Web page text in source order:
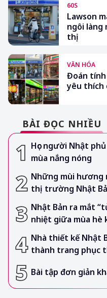
60S
Lawson
ngôi làng
thị
VĂN HÓA
Đoán tính
yêu thích
BÀI ĐỌC NHIỀU
Học người Nhật
mùa nắng nóng
Những mùi hương
thị trường Nhật
Nhật Bản ra mắt
nhiệt giữa mùa hè
Nhà thiết kế Nhật
thành trang phục
Bài tập đơn giản